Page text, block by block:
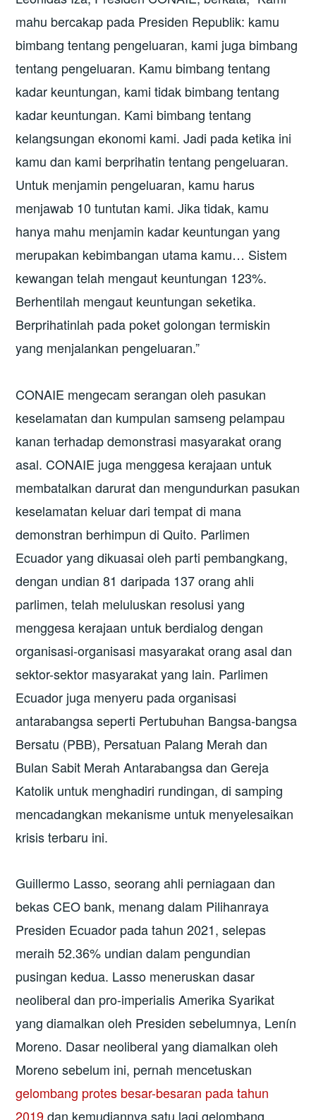
mahu bercakap pada Presiden Republik: kamu
bimbang tentang pengeluaran, kami juga bimbang
tentang pengeluaran. Kamu bimbang tentang
kadar keuntungan, kami tidak bimbang tentang
kadar keuntungan. Kami bimbang tentang
kelangsungan ekonomi kami. Jadi pada ketika ini
kamu dan kami berprihatin tentang pengeluaran.
Untuk menjamin pengeluaran, kamu harus
menjawab 10 tuntutan kami. Jika tidak, kamu
hanya mahu menjamin kadar keuntungan yang
merupakan kebimbangan utama kamu… Sistem
kewangan telah mengaut keuntungan 123%.
Berhentilah mengaut keuntungan seketika.
Berprihatinlah pada poket golongan termiskin
yang menjalankan pengeluaran.”
CONAIE mengecam serangan oleh pasukan
keselamatan dan kumpulan samseng pelampau
kanan terhadap demonstrasi masyarakat orang
asal. CONAIE juga menggesa kerajaan untuk
membatalkan darurat dan mengundurkan pasukan
keselamatan keluar dari tempat di mana
demonstran berhimpun di Quito. Parlimen
Ecuador yang dikuasai oleh parti pembangkang,
dengan undian 81 daripada 137 orang ahli
parlimen, telah meluluskan resolusi yang
menggesa kerajaan untuk berdialog dengan
organisasi-organisasi masyarakat orang asal dan
sektor-sektor masyarakat yang lain. Parlimen
Ecuador juga menyeru pada organisasi
antarabangsa seperti Pertubuhan Bangsa-bangsa
Bersatu (PBB), Persatuan Palang Merah dan
Bulan Sabit Merah Antarabangsa dan Gereja
Katolik untuk menghadiri rundingan, di samping
mencadangkan mekanisme untuk menyelesaikan
krisis terbaru ini.
Guillermo Lasso, seorang ahli perniagaan dan
bekas CEO bank, menang dalam Pilihanraya
Presiden Ecuador pada tahun 2021, selepas
meraih 52.36% undian dalam pengundian
pusingan kedua. Lasso meneruskan dasar
neoliberal dan pro-imperialis Amerika Syarikat
yang diamalkan oleh Presiden sebelumnya, Lenín
Moreno. Dasar neoliberal yang diamalkan oleh
Moreno sebelum ini, pernah mencetuskan
gelombang protes besar-besaran pada tahun
2019dan kemudiannya satu lagi gelombang